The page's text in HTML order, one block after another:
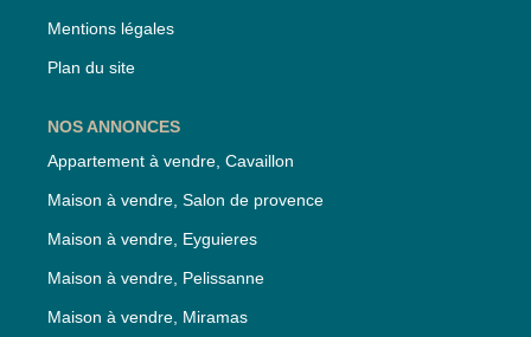
Mentions légales
Plan du site
NOS ANNONCES
Appartement à vendre, Cavaillon
Maison à vendre, Salon de provence
Maison à vendre, Eyguieres
Maison à vendre, Pelissanne
Maison à vendre, Miramas